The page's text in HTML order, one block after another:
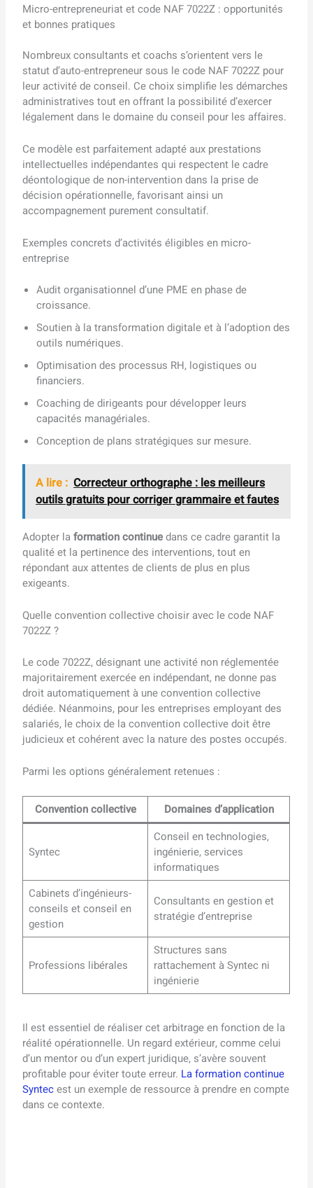
Micro-entrepreneuriat et code NAF 7022Z : opportunités
et bonnes pratiques
Nombreux consultants et coachs s’orientent vers le
statut d’auto-entrepreneur sous le code NAF 7022Z pour
leur activité de conseil. Ce choix simplifie les démarches
administratives tout en offrant la possibilité d’exercer
légalement dans le domaine du conseil pour les affaires.
Ce modèle est parfaitement adapté aux prestations
intellectuelles indépendantes qui respectent le cadre
déontologique de non-intervention dans la prise de
décision opérationnelle, favorisant ainsi un
accompagnement purement consultatif.
Exemples concrets d’activités éligibles en micro-
entreprise
Audit organisationnel d’une PME en phase de
croissance.
Soutien à la transformation digitale et à l’adoption des
outils numériques.
Optimisation des processus RH, logistiques ou
financiers.
Coaching de dirigeants pour développer leurs
capacités managériales.
Conception de plans stratégiques sur mesure.
A lire : Correcteur orthographe : les meilleurs
outils gratuits pour corriger grammaire et fautes
Adopter laformation continuedans ce cadre garantit la
qualité et la pertinence des interventions, tout en
répondant aux attentes de clients de plus en plus
exigeants.
Quelle convention collective choisir avec le code NAF
7022Z ?
Le code 7022Z, désignant une activité non réglementée
majoritairement exercée en indépendant, ne donne pas
droit automatiquement à une convention collective
dédiée. Néanmoins, pour les entreprises employant des
salariés, le choix de la convention collective doit être
judicieux et cohérent avec la nature des postes occupés.
Parmi les options généralement retenues :
Convention collective Domaines d’application
Syntec
Conseil en technologies,
ingénierie, services
informatiques
Cabinets d’ingénieurs-
conseils et conseil en
gestion
Consultants en gestion et
stratégie d’entreprise
Professions libérales
Structures sans
rattachement à Syntec ni
ingénierie
Il est essentiel de réaliser cet arbitrage en fonction de la
réalité opérationnelle. Un regard extérieur, comme celui
d’un mentor ou d’un expert juridique, s’avère souvent
profitable pour éviter toute erreur. La formation continue
Syntecest un exemple de ressource à prendre en compte
dans ce contexte.